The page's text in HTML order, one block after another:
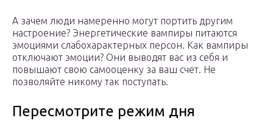
А зачем люди намеренно могут портить другим
настроение? Энергетические вампиры питаются
эмоциями слабохарактерных персон. Как вампиры
отключают эмоции? Они выводят вас из себя и
повышают свою самооценку за ваш счет. Не
позволяйте никому так поступать.
Пересмотрите режим дня